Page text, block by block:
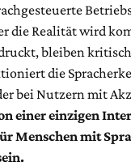
die Realität wird
bleiben
die
bei Nutzern mit
einer einzigen
Menschen mit